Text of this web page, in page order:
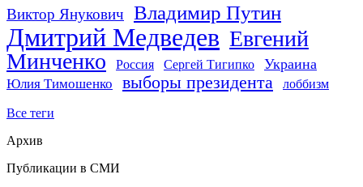
Виктор Янукович Владимир Путин
Дмитрий Медведев Евгений
Минченко
Россия Сергей Тигипко Украина
Юлия Тимошенко выборы президента лоббизм
Все теги
Архив
Публикации в СМИ